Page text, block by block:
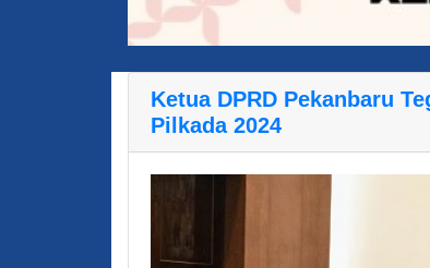
Ketua DPRD Pekanbaru
Pilkada 2024